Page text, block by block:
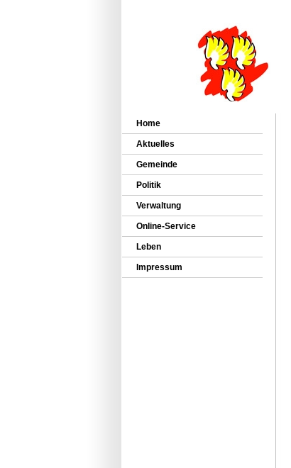
Home
Aktuelles
Gemeinde
Politik
Verwaltung
Online-Service
Leben
Impressum